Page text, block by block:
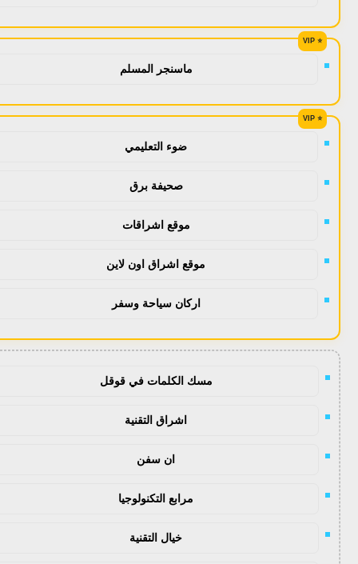
ماسنجر المسلم
ضوء التعليمي
صحيفة برق
موقع اشراقات
موقع اشراق اون لاين
اركان سياحة وسفر
مسك الكلمات في قوقل
اشراق التقنية
ان سفن
مرابع التكنولوجيا
خيال التقنية